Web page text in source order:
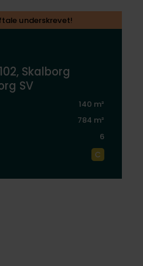
underskrevet!
Skalborg
SV
140 m²
784 m²
6